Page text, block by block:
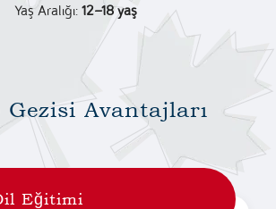
Yaş Aralığı: 12–18 yaş
Avantajları
Eğitimi